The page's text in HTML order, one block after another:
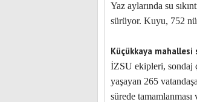
Yaz aylarında su
sürüyor. Kuyu, 752
Küçükkaya
İZSU ekipleri, sondaj
yaşayan 265
sürede tamamlanması